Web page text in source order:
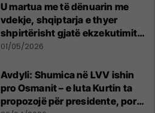
U martua me të dënuarin me
vdekje, shqiptarja e thyer
shpirtërisht gjatë ekzekutimit
të Broadnax
01/05/2026
Avdyli: Shumica në LVV ishin
pro Osmanit – e luta Kurtin ta
propozojë për presidente, por